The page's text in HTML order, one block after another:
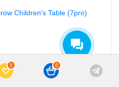
Children's Table (7pro)
0 0